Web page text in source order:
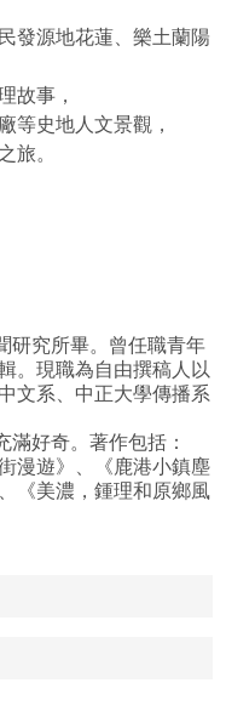
發源地花蓮、樂土蘭陽
故事，
等史地人文景觀，
旅。
究所畢。曾任職青年
。現職為自由撰稿人以
文系、中正大學傳播系
好奇。著作包括：
漫遊》、《鹿港小鎮塵
《美濃，鍾理和原鄉風